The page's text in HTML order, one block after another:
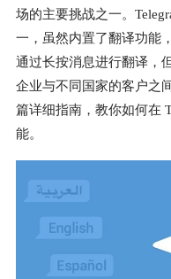
场的主要挑战之一。
一，虽然内置了翻译功能
通过长按消息进行翻译，
企业与不同国家的客户之
篇详细指南，教你如何在
能。